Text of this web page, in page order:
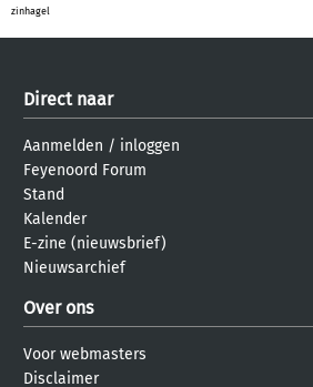
zinhagel
Direct naar
Aanmelden / inloggen
Feyenoord Forum
Stand
Kalender
E-zine (nieuwsbrief)
Nieuwsarchief
Over ons
Voor webmasters
Disclaimer